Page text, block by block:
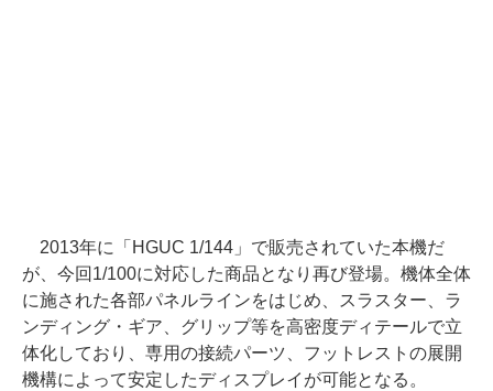
2013年に「HGUC 1/144」で販売されていた本機だ
が、今回1/100に対応した商品となり再び登場。機体全体
に施された各部パネルラインをはじめ、スラスター、ラ
ンディング・ギア、グリップ等を高密度ディテールで立
体化しており、専用の接続パーツ、フットレストの展開
機構によって安定したディスプレイが可能となる。